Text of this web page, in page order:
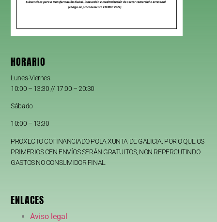
HORARIO
Lunes-Viernes
10:00 – 13:30 // 17:00 – 20:30
Sábado
10:00 – 13:30
PROXECTO COFINANCIADO POLA XUNTA DE GALICIA. POR O QUE OS
PRIMERIOS CEN ENVÍOS SERÁN GRATUITOS, NON REPERCUTINDO
GASTOS NO CONSUMIDOR FINAL.
ENLACES
Aviso legal